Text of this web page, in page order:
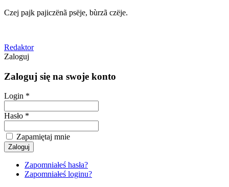
Czej pajk pajiczënã psëje, bùrzã czëje.
Redaktor
Zaloguj
Zaloguj się na swoje konto
Login *
Hasło *
Zapamiętaj mnie
Zapomniałeś hasła?
Zapomniałeś loginu?